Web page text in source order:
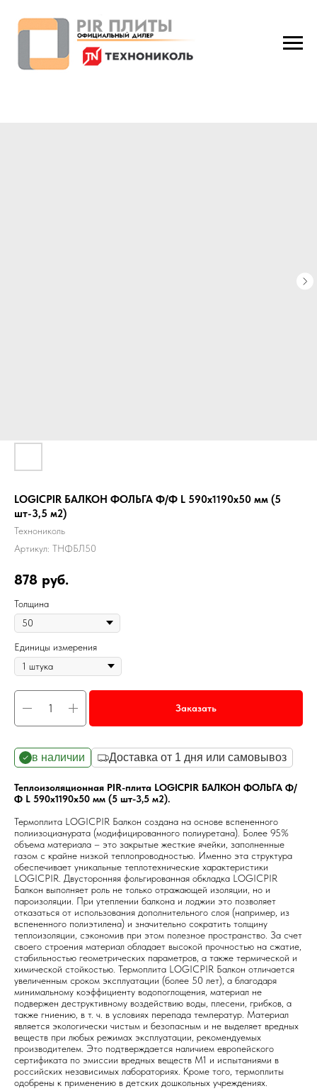
LOGICPIR БАЛКОН ФОЛЬГА Ф/Ф L 590x1190x50 мм (5
шт-3,5 м2)
Технониколь
Артикул: ТНФБЛ50
878 руб.
Толщина
Единицы измерения
Заказать
в наличии Доставка от 1 дня или самовывоз
Теплоизоляционная PIR-плита LOGICPIR БАЛКОН ФОЛЬГА Ф/
Ф L 590х1190х50 мм (5 шт-3,5 м2).
Термоплита LOGICPIR Балкон создана на основе вспененного
полиизоцианурата (модифицированного полиуретана). Более 95%
объема материала – это закрытые жесткие ячейки, заполненные
газом с крайне низкой теплопроводностью. Именно эта структура
обеспечивает уникальные теплотехнические характеристики
LOGICPIR. Двусторонняя фольгированная обкладка LOGICPIR
Балкон выполняет роль не только отражающей изоляции, но и
пароизоляции. При утеплении балкона и лоджии это позволяет
отказаться от использования дополнительного слоя (например, из
вспененного полиэтилена) и значительно сократить толщину
теплоизоляции, сэкономив при этом полезное пространство. За счет
своего строения материал обладает высокой прочностью на сжатие,
стабильностью геометрических параметров, а также термической и
химической стойкостью. Термоплита LOGICPIR Балкон отличается
увеличенным сроком эксплуатации (более 50 лет), а благодаря
минимальному коэффициенту водопоглощения, материал не
подвержен деструктивному воздействию воды, плесени, грибков, а
также гниению, в т. ч. в условиях перепада температур. Материал
является экологически чистым и безопасным и не выделяет вредных
веществ при любых режимах эксплуатации, рекомендуемых
производителем. Это подтверждается наличием европейского
сертификата по эмиссии вредных веществ М1 и испытаниями в
российских независимых лабораториях. Кроме того, термоплиты
одобрены к применению в детских дошкольных учреждениях.